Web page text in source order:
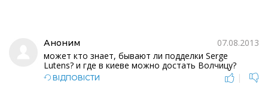
Аноним
07.08.2013
может кто знает, бывают ли подделки Serge
Lutens? и где в киеве можно достать Волчицу?
ВІДПОВІСТИ |